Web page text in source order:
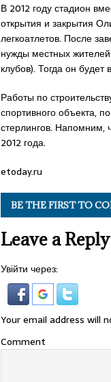
В 2012 году стадион
открытия и закрытия
легкоатлетов. После
нужды местных
клубов). Тогда он
Работы по
спортивного объекта,
стерлингов. Напомним,
2012 года.
etoday.ru
BE THE FIRST TO
Leave a Reply
Увійти через:
Your email address will
Comment